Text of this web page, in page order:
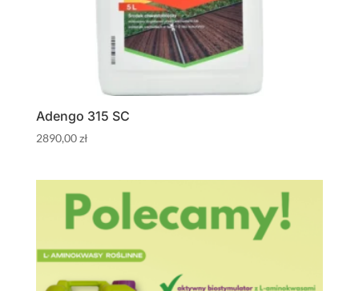
Adengo 315 SC
2890,00zł